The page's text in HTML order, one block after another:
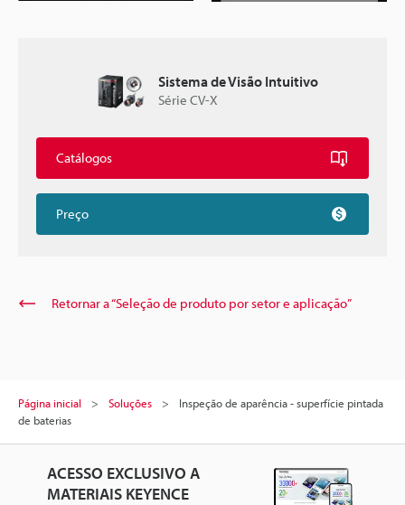
Sistema de Visão Intuitivo
Série CV-X
Catálogos
Preço
Retornar a “Seleção de produto por setor e aplicação”
Página inicial Soluções
Inspeção de aparência - superfície pintada
de baterias
ACESSO EXCLUSIVO A
MATERIAIS KEYENCE